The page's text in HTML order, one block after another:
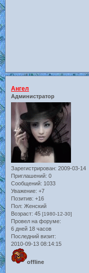
Ангел
Администратор
Зарегистрирован: 2009-03-14
Приглашений: 0
Сообщений: 1033
Уважение: +7
Позитив: +16
Пол: Женский
Возраст: 45 [1980-12-30]
Провел на форуме:
6 дней 18 часов
Последний визит:
2010-09-13 08:14:15
offline